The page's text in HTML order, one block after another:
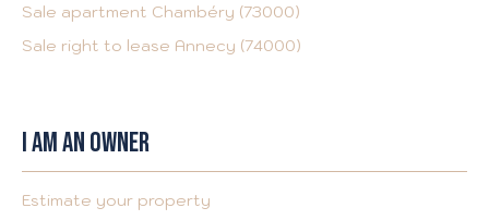
Sale apartment Chambéry (73000)
Sale right to lease Annecy (74000)
I AM AN OWNER
Estimate your property